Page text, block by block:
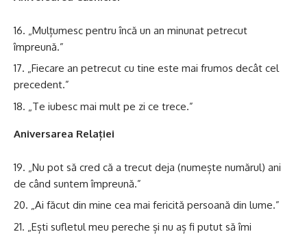
„Mulțumesc pentru încă un an minunat petrecut
împreună.”
„Fiecare an petrecut cu tine este mai frumos decât cel
precedent.”
„Te iubesc mai mult pe zi ce trece.”
Aniversarea Relației
„Nu pot să cred că a trecut deja (numește numărul) ani
de când suntem împreună.”
„Ai făcut din mine cea mai fericită persoană din lume.”
„Ești sufletul meu pereche și nu aș fi putut să îmi